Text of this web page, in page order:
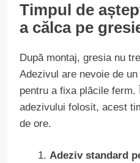
Timpul de
a călca pe
După montaj, gresia nu
Adezivul are nevoie de
pentru a fixa plăcile ferm.
adezivului folosit, acest
de ore.
Adeziv standard